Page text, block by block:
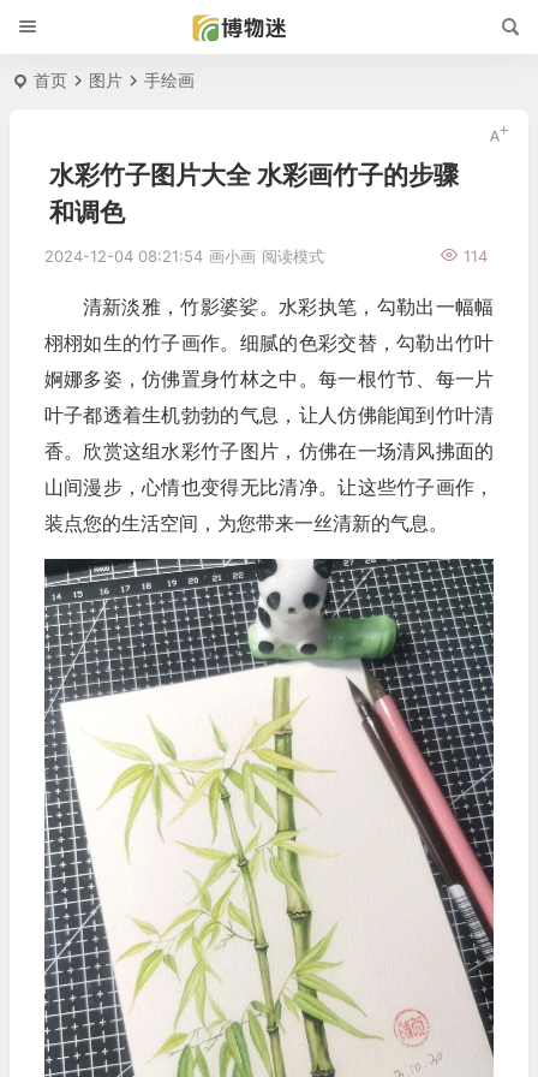
首页 图片 手绘画
水彩竹子图片大全 水彩画竹子的步骤
和调色
2024-12-04 08:21:54 画小画 114
阅读模式
清新淡雅，竹影婆娑。水彩执笔，勾勒出一幅幅
栩栩如生的竹子画作。细腻的色彩交替，勾勒出竹叶
婀娜多姿，仿佛置身竹林之中。每一根竹节、每一片
叶子都透着生机勃勃的气息，让人仿佛能闻到竹叶清
香。欣赏这组水彩竹子图片，仿佛在一场清风拂面的
山间漫步，心情也变得无比清净。让这些竹子画作，
装点您的生活空间，为您带来一丝清新的气息。